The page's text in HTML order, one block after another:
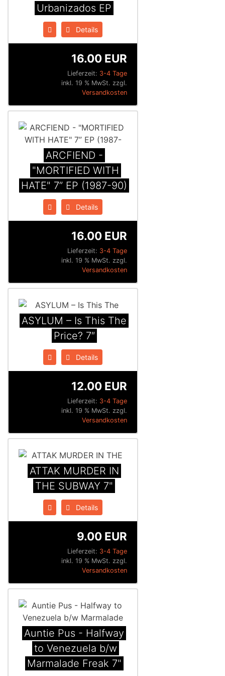
Urbanizados EP
Details
Lieferzeit: 3-4 Tage
16.00 EUR
inkl. 19 % MwSt. zzgl.
Versandkosten
ARCFIEND -
"MORTIFIED WITH
HATE" 7” EP (1987-90)
Details
Lieferzeit: 3-4 Tage
16.00 EUR
inkl. 19 % MwSt. zzgl.
Versandkosten
ASYLUM – Is This The
Price? 7″
Details
Lieferzeit: 3-4 Tage
12.00 EUR
inkl. 19 % MwSt. zzgl.
Versandkosten
ATTAK MURDER IN
THE SUBWAY 7"
Details
Lieferzeit: 3-4 Tage
9.00 EUR
inkl. 19 % MwSt. zzgl.
Versandkosten
Auntie Pus - Halfway
to Venezuela b/w
Marmalade Freak 7"